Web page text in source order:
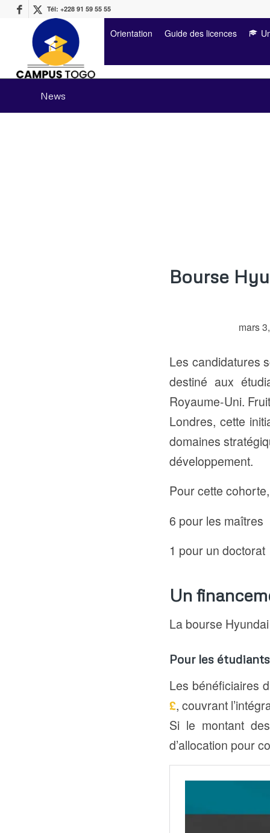
Tél: +228 91 59 55 55
Orientation Guide des licences
News
Bourse
mars
Les candidatures
destiné aux
Royaume-Uni.
Londres, cette
domaines
développement.
Pour cette
6 pour les maîtres
1 pour un doctorat
Un
La bourse
Pour les
Les bénéficiaires
£, couvrant
Si le montant
d’allocation pour